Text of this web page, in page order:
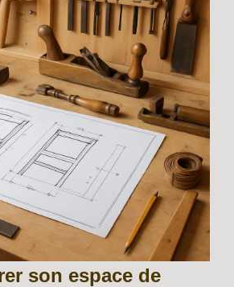
son espace de